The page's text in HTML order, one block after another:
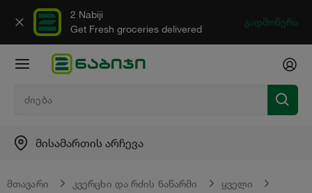
2 Nabiji
Get Fresh groceries delivered
გადმოწერა
მისამართის არჩევა
მთავარი კვერცხი და რძის ნაწარმი ყველი